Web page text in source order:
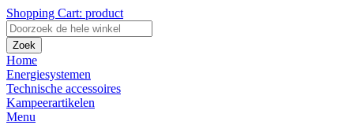
Shopping Cart: product
Zoek
Home
Energiesystemen
Technische accessoires
Kampeerartikelen
Menu